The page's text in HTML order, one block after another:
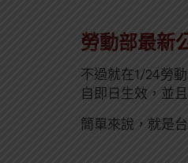
勞動部最新
不過就在1/24勞
自即日生效，並
簡單來說，就是